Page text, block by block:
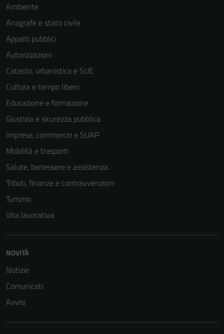
Ambiente
Anagrafe e stato civile
Appalti pubblici
Autorizzazioni
Catasto, urbanistica e SUE
Cultura e tempo libero
Educazione e formazione
Giustizia e sicurezza pubblica
Imprese, commercio e SUAP
Mobilità e trasporti
Salute, benessere e assistenza
Tributi, finanze e contravvenzioni
Turismo
Vita lavorativa
NOVITÀ
Notizie
Comunicati
Avvisi